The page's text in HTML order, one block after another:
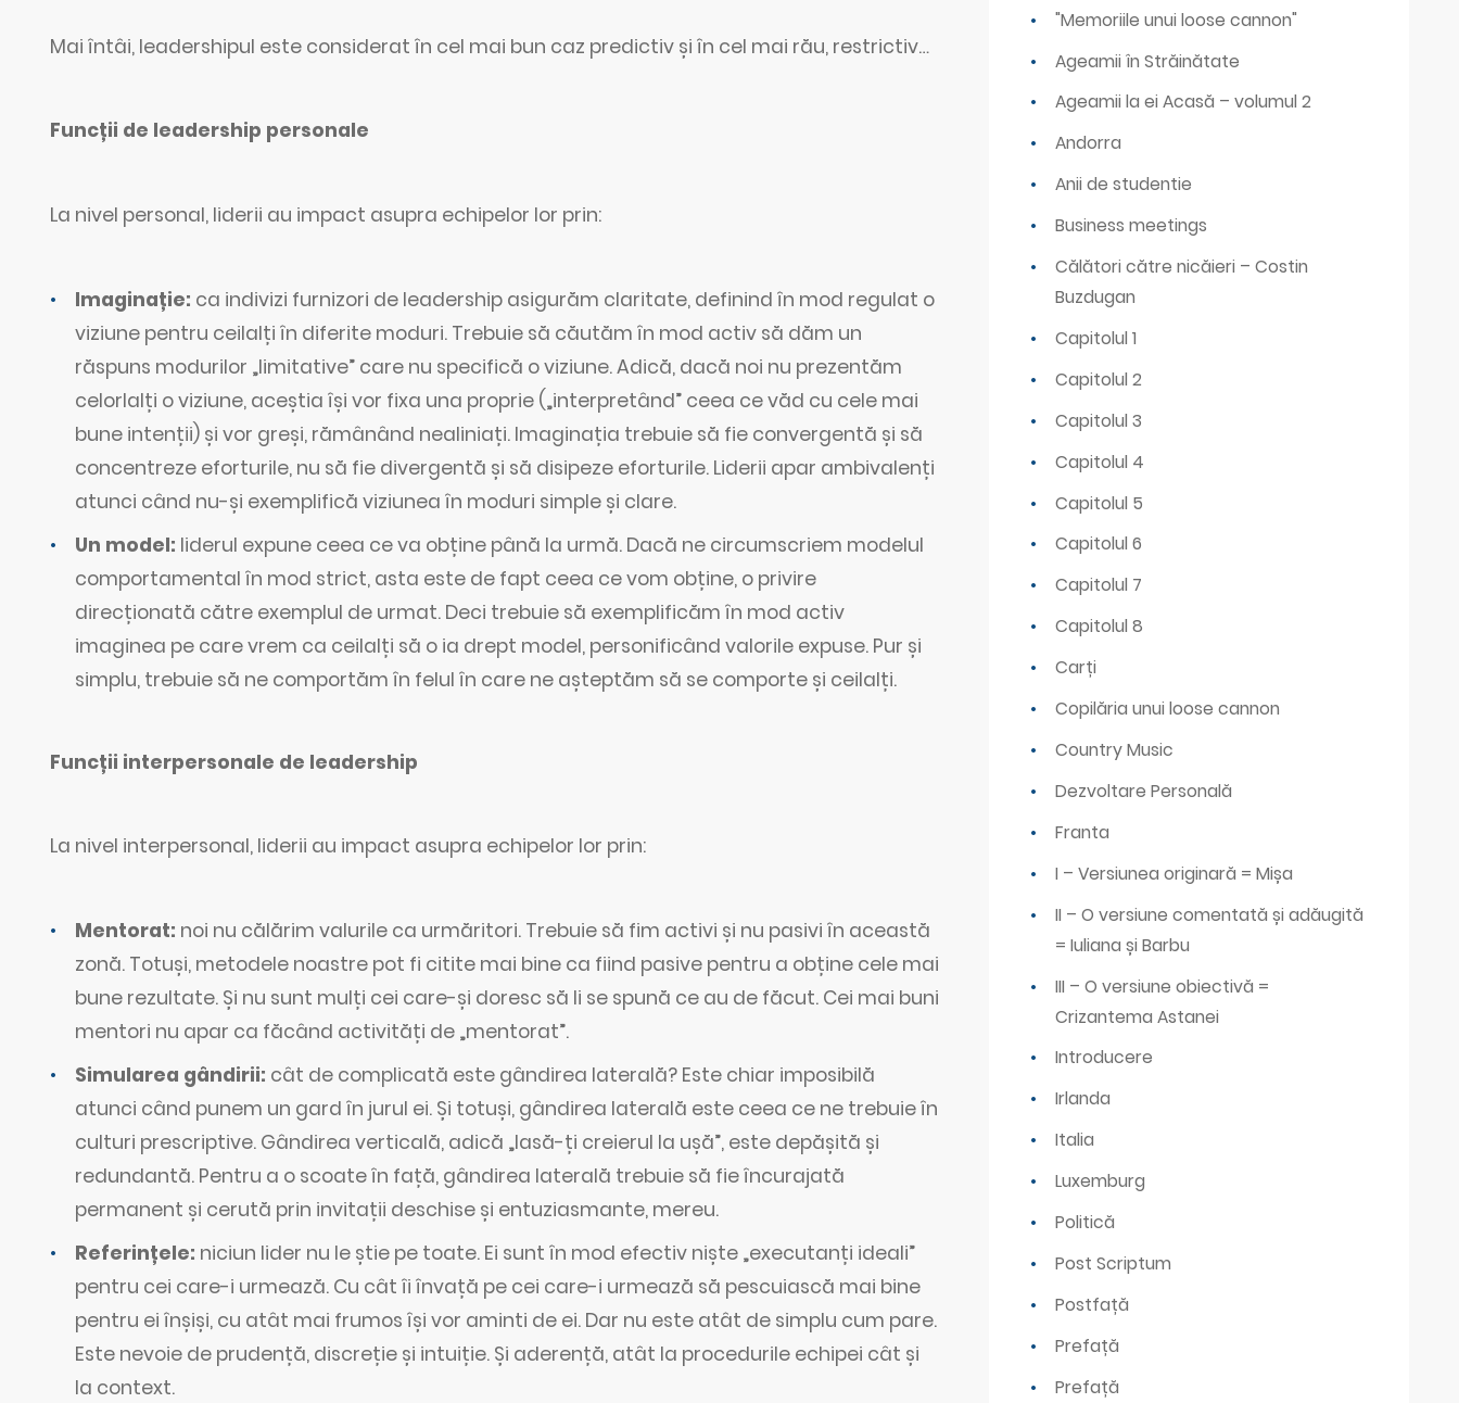
Mai întâi, leadershipul este considerat în cel mai bun caz predictiv și în cel mai rău, restrictiv…
Funcții de leadership personale
La nivel personal, liderii au impact asupra echipelor lor prin:
Imaginație: ca indivizi furnizori de leadership asigurăm claritate, definind în mod regulat o
viziune pentru ceilalți în diferite moduri. Trebuie să căutăm în mod activ să dăm un
răspuns modurilor „limitative” care nu specifică o viziune. Adică, dacă noi nu prezentăm
celorlalți o viziune, aceștia își vor fixa una proprie („interpretând” ceea ce văd cu cele mai
bune intenții) și vor greși, rămânând nealiniați. Imaginația trebuie să fie convergentă și să
concentreze eforturile, nu să fie divergentă și să disipeze eforturile. Liderii apar ambivalenți
atunci când nu-și exemplifică viziunea în moduri simple și clare.
Un model: liderul expune ceea ce va obține până la urmă. Dacă ne circumscriem modelul
comportamental în mod strict, asta este de fapt ceea ce vom obține, o privire
direcționată către exemplul de urmat. Deci trebuie să exemplificăm în mod activ
imaginea pe care vrem ca ceilalți să o ia drept model, personificând valorile expuse. Pur și
simplu, trebuie să ne comportăm în felul în care ne așteptăm să se comporte și ceilalți.
Funcții interpersonale de leadership
La nivel interpersonal, liderii au impact asupra echipelor lor prin:
Mentorat: noi nu călărim valurile ca urmăritori. Trebuie să fim activi și nu pasivi în această
zonă. Totuși, metodele noastre pot fi citite mai bine ca fiind pasive pentru a obține cele mai
bune rezultate. Și nu sunt mulți cei care-și doresc să li se spună ce au de făcut. Cei mai buni
mentori nu apar ca făcând activități de „mentorat”.
Simularea gândirii: cât de complicată este gândirea laterală? Este chiar imposibilă
atunci când punem un gard în jurul ei. Și totuși, gândirea laterală este ceea ce ne trebuie în
culturi prescriptive. Gândirea verticală, adică „lasă-ți creierul la ușă”, este depășită și
redundantă. Pentru a o scoate în față, gândirea laterală trebuie să fie încurajată
permanent și cerută prin invitații deschise și entuziasmante, mereu.
Referințele: niciun lider nu le știe pe toate. Ei sunt în mod efectiv niște „executanți ideali”
pentru cei care-i urmează. Cu cât îi învață pe cei care-i urmează să pescuiască mai bine
pentru ei înșiși, cu atât mai frumos își vor aminti de ei. Dar nu este atât de simplu cum pare.
Este nevoie de prudență, discreție și intuiție. Și aderență, atât la procedurile echipei cât și
la context.
"Memoriile unui loose cannon"
Ageamii în Străinătate
Ageamii la ei Acasă – volumul 2
Andorra
Anii de studentie
Business meetings
Călători către nicăieri – Costin
Buzdugan
Capitolul 1
Capitolul 2
Capitolul 3
Capitolul 4
Capitolul 5
Capitolul 6
Capitolul 7
Capitolul 8
Carți
Copilăria unui loose cannon
Country Music
Dezvoltare Personală
Franta
I – Versiunea originară = Mișa
II – O versiune comentată și adăugită
= Iuliana și Barbu
III – O versiune obiectivă =
Crizantema Astanei
Introducere
Irlanda
Italia
Luxemburg
Politică
Post Scriptum
Postfață
Prefață
Prefață